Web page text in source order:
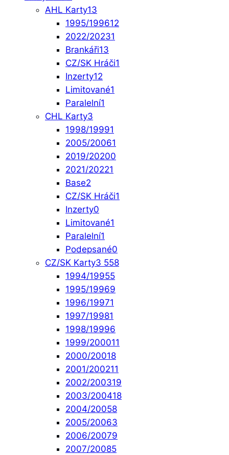
AHL Karty13
1995/199612
2022/20231
Brankáři13
CZ/SK Hráči1
Inzerty12
Limitované1
Paralelní1
CHL Karty3
1998/19991
2005/20061
2019/20200
2021/20221
Base2
CZ/SK Hráči1
Inzerty0
Limitované1
Paralelní1
Podepsané0
CZ/SK Karty3 558
1994/19955
1995/19969
1996/19971
1997/19981
1998/19996
1999/200011
2000/20018
2001/200211
2002/200319
2003/200418
2004/20058
2005/20063
2006/20079
2007/20085